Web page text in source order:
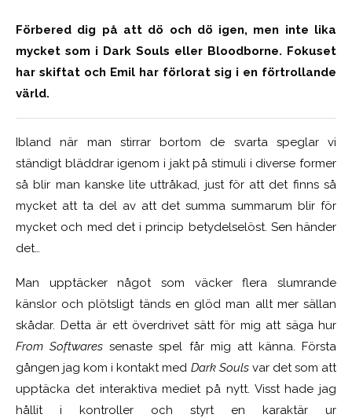
Förbered dig på att dö och dö igen, men inte lika
mycket som i Dark Souls eller Bloodborne. Fokuset
har skiftat och Emil har förlorat sig i en förtrollande
värld.
Ibland när man stirrar bortom de svarta speglar vi
ständigt bläddrar igenom i jakt på stimuli i diverse former
så blir man kanske lite uttråkad, just för att det finns så
mycket att ta del av att det summa summarum blir för
mycket och med det i princip betydelselöst. Sen händer
det…
Man upptäcker något som väcker flera slumrande
känslor och plötsligt tänds en glöd man allt mer sällan
skådar. Detta är ett överdrivet sätt för mig att säga hur
From Softwares senaste spel får mig att känna. Första
gången jag kom i kontakt med Dark Soulsvar det som att
upptäcka det interaktiva mediet på nytt. Visst hade jag
hållit i kontroller och styrt en karaktär ur